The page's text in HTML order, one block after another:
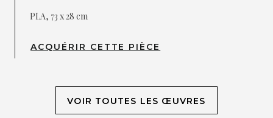
PLA, 73 x 28 cm
ACQUÉRIR CETTE PIÈCE
VOIR TOUTES LES ŒUVRES